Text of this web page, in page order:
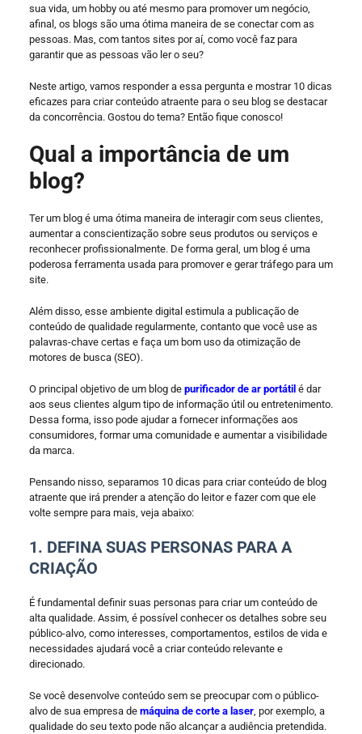
sua vida, um hobby ou até mesmo para promover um negócio,
afinal, os blogs são uma ótima maneira de se conectar com as
pessoas. Mas, com tantos sites por aí, como você faz para
garantir que as pessoas vão ler o seu?
Neste artigo, vamos responder a essa pergunta e mostrar 10 dicas
eficazes para criar conteúdo atraente para o seu blog se destacar
da concorrência. Gostou do tema? Então fique conosco!
Qual a importância de um
blog?
Ter um blog é uma ótima maneira de interagir com seus clientes,
aumentar a conscientização sobre seus produtos ou serviços e
reconhecer profissionalmente. De forma geral, um blog é uma
poderosa ferramenta usada para promover e gerar tráfego para um
site.
Além disso, esse ambiente digital estimula a publicação de
conteúdo de qualidade regularmente, contanto que você use as
palavras-chave certas e faça um bom uso da otimização de
motores de busca (SEO).
O principal objetivo de um blog de purificador de ar portátilé dar
aos seus clientes algum tipo de informação útil ou entretenimento.
Dessa forma, isso pode ajudar a fornecer informações aos
consumidores, formar uma comunidade e aumentar a visibilidade
da marca.
Pensando nisso, separamos 10 dicas para criar conteúdo de blog
atraente que irá prender a atenção do leitor e fazer com que ele
volte sempre para mais, veja abaixo:
1. DEFINA SUAS PERSONAS PARA A
CRIAÇÃO
É fundamental definir suas personas para criar um conteúdo de
alta qualidade. Assim, é possível conhecer os detalhes sobre seu
público-alvo, como interesses, comportamentos, estilos de vida e
necessidades ajudará você a criar conteúdo relevante e
direcionado.
Se você desenvolve conteúdo sem se preocupar com o público-
alvo de sua empresa de máquina de corte a laser, por exemplo, a
qualidade do seu texto pode não alcançar a audiência pretendida.